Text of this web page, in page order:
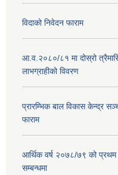
विदाको निवेदन फाराम
आ.व.२०८०/८१ मा दोस्रो
लाभग्राहीको विवरण
प्रारम्भिक बाल विकास केन्द्र
फाराम
आर्थिक वर्ष २०७८/७९ को प्रथम
सम्बन्धमा